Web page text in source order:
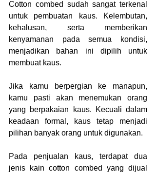
Cotton combed sudah sangat terkenal
untuk pembuatan kaus. Kelembutan,
kehalusan, serta memberikan
kenyamanan pada semua kondisi,
menjadikan bahan ini dipilih untuk
membuat kaus.
Jika kamu berpergian ke manapun,
kamu pasti akan menemukan orang
yang berpakaian kaus. Kecuali dalam
keadaan formal, kaus tetap menjadi
pilihan banyak orang untuk digunakan.
Pada penjualan kaus, terdapat dua
jenis kain cotton combed yang dijual